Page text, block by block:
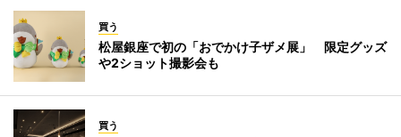
買う
松屋銀座で初の「おでかけ子ザメ展」 限定グッズ
や2ショット撮影会も
買う